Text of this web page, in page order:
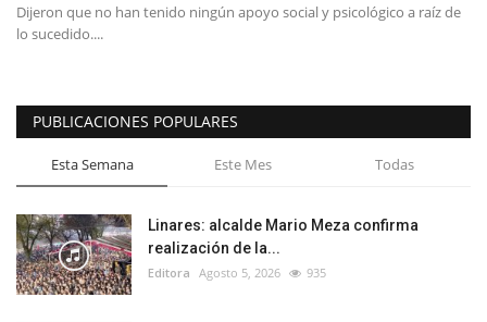
Dijeron que no han tenido ningún apoyo social y psicológico a raíz de
lo sucedido....
PUBLICACIONES POPULARES
Esta Semana Este Mes Todas
Linares: alcalde Mario Meza confirma
realización de la...
Editora Agosto 5, 2026 935